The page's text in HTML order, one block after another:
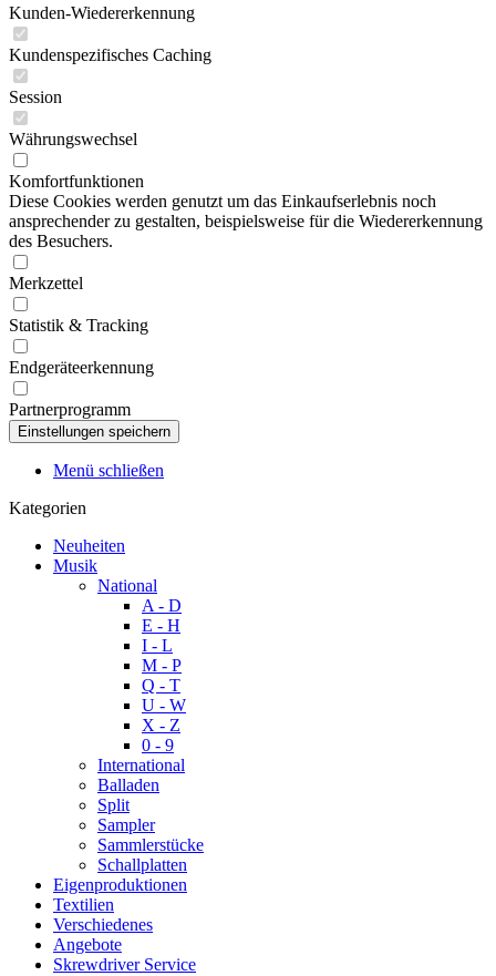
Kunden-Wiedererkennung
Kundenspezifisches Caching
Session
Währungswechsel
Komfortfunktionen
Diese Cookies werden genutzt um das Einkaufserlebnis noch
ansprechender zu gestalten, beispielsweise für die Wiedererkennung
des Besuchers.
Merkzettel
Statistik & Tracking
Endgeräteerkennung
Partnerprogramm
Menü schließen
Kategorien
Neuheiten
Musik
National
A - D
E - H
I - L
M - P
Q - T
U - W
X - Z
0 - 9
International
Balladen
Split
Sampler
Sammlerstücke
Schallplatten
Eigenproduktionen
Textilien
Verschiedenes
Angebote
Skrewdriver Service